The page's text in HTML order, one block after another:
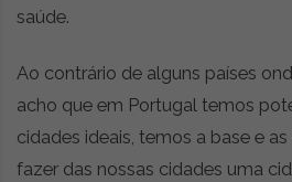
saúde.
Ao contrário de alguns países
acho que em Portugal temos
cidades ideais, temos a base e
fazer das nossas cidades uma